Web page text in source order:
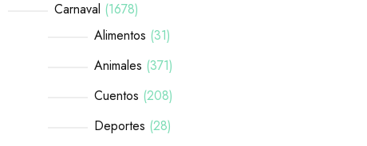
Carnaval 1678
Alimentos 31
Animales 371
Cuentos 208
Deportes 28